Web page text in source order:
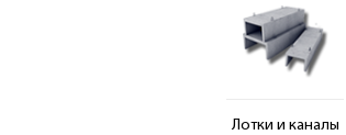
Лотки и каналы